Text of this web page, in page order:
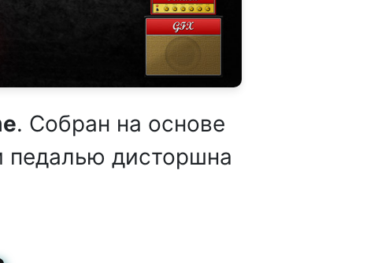
. Собран на основе
педалью дисторшна